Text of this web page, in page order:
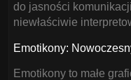
do jasności
niewłaściwie
Emotikony:
Emotikony to małe